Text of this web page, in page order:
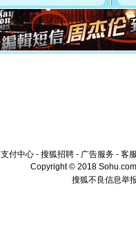
[元旦]当
泣，这痛
卖了。水
[春节]风
颜！冬去
支付中心 - 搜狐招聘 - 广告服务 - 客
Copyright © 2018
搜狐不良信息举